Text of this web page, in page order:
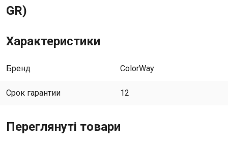
GR)
Характеристики
Бренд ColorWay
Срок гарантии 12
Переглянуті товари